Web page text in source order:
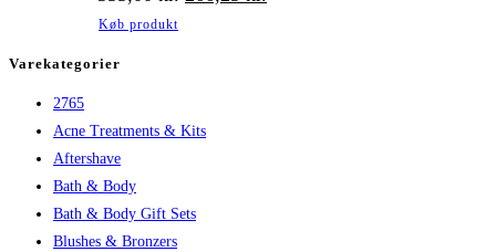
oprindeligeaktuelle
Køb produkt
Varekategorier
2765
Acne Treatments & Kits
Aftershave
Bath & Body
Bath & Body Gift Sets
Blushes & Bronzers